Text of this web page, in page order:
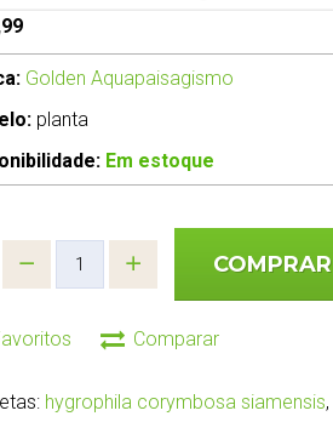
Golden Aquapaisagismo
planta
Em estoque
COMPRAR
Comparar
hygrophila corymbosa siamensis,